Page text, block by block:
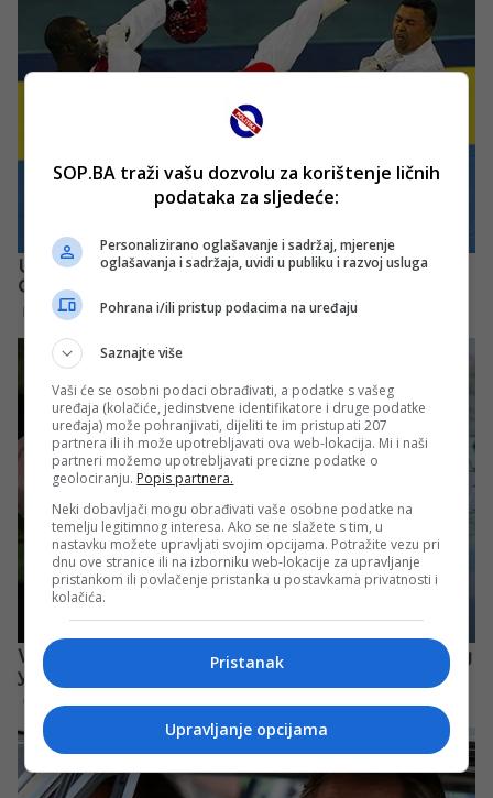
SOP.BA traži vašu dozvolu za korištenje ličnih
podataka za sljedeće:
Personalizirano oglašavanje i sadržaj, mjerenje
oglašavanja i sadržaja, uvidi u publiku i razvoj usluga
Pohrana i/ili pristup podacima na uređaju
Saznajte više
Vaši će se osobni podaci obrađivati, a podatke s vašeg
uređaja (kolačiće, jedinstvene identifikatore i druge podatke
uređaja) može pohranjivati, dijeliti te im pristupati 207
partnera ili ih može upotrebljavati ova web-lokacija. Mi i naši
partneri možemo upotrebljavati precizne podatke o
geolociranju. Popis partnera.
Neki dobavljači mogu obrađivati vaše osobne podatke na
temelju legitimnog interesa. Ako se ne slažete s tim, u
nastavku možete upravljati svojim opcijama. Potražite vezu pri
dnu ove stranice ili na izborniku web-lokacije za upravljanje
pristankom ili povlačenje pristanka u postavkama privatnosti i
kolačića.
Pristanak
Upravljanje opcijama